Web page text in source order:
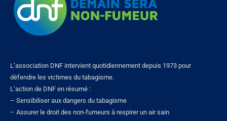
L’association DNF intervient quotidiennement depuis 1973 pour
défendre les victimes du tabagisme.
L’action de DNF en résumé :
– Sensibiliser aux dangers du tabagisme
– Assurer le droit des non-fumeurs à respirer un air sain